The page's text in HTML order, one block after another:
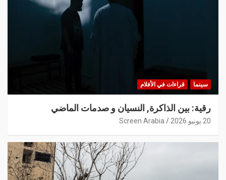
سينما قراءات في الأفلام
رقية: بين الذاكرة, النسيان و صدمات الماضي
20 يونيو 2026 Screen Arabia